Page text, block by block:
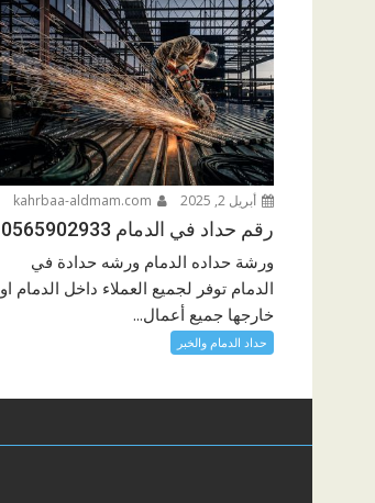
أبريل 2, 2025
رقم حداد في الدمام 0565902933
ورشة حداده الدمام ورشه حدادة في
الدمام توفر لجميع العملاء داخل الدمام او
خارجها جميع أعمال...
حداد الدمام والخبر